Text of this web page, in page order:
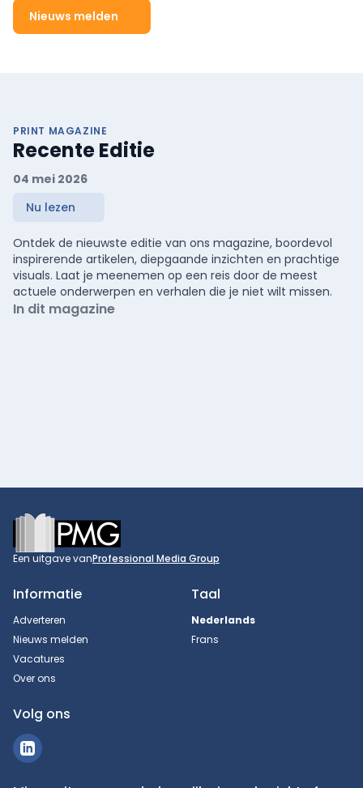
Nieuws melden
PRINT MAGAZINE
Recente Editie
04 mei 2026
Nu lezen
Ontdek de nieuwste editie van ons magazine, boordevol
inspirerende artikelen, diepgaande inzichten en prachtige
visuals. Laat je meenemen op een reis door de meest
actuele onderwerpen en verhalen die je niet wilt missen.
In dit magazine
Footer
Een uitgave vanProfessional Media Group
Informatie
Adverteren
Nieuws melden
Vacatures
Over ons
Taal
Nederlands
Frans
Volg ons